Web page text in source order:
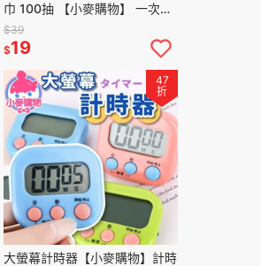
巾 100抽 【小麥購物】 一次性
毛巾 化妝棉 紙巾 擦臉巾 拋棄
式卸妝巾【C297】
$39
$19
47
折
大螢幕計時器【小麥購物】計時